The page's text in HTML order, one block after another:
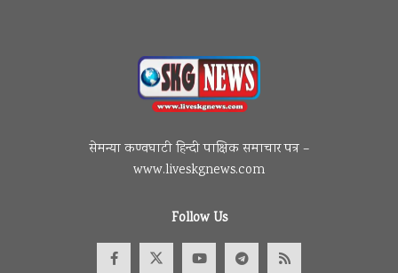
सेमन्या कण्वघाटी हिन्दी पाक्षिक समाचार पत्र –
www.liveskgnews.com
Follow Us